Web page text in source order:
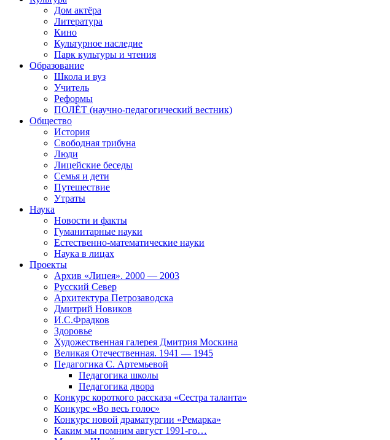
Дом актёра
Литература
Кино
Культурное наследие
Парк культуры и чтения
Образование
Школа и вуз
Учитель
Реформы
ПОЛЁТ (научно-педагогический вестник)
Общество
История
Свободная трибуна
Люди
Лицейские беседы
Семья и дети
Путешествие
Утраты
Наука
Новости и факты
Гуманитарные науки
Естественно-математические науки
Наука в лицах
Проекты
Архив «Лицея». 2000 — 2003
Русский Север
Архитектура Петрозаводска
Дмитрий Новиков
И.С.Фрадков
Здоровье
Художественная галерея Дмитрия Москина
Великая Отечественная. 1941 — 1945
Педагогика С. Артемьевой
Педагогика школы
Педагогика двора
Конкурс короткого рассказа «Сестра таланта»
Конкурс «Во весь голос»
Конкурс новой драматургии «Ремарка»
Каким мы помним август 1991-го…